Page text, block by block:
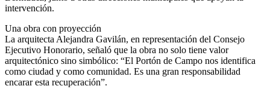
intervención.
Una obra con proyección
La arquitecta Alejandra Gavilán, en representación del Consejo
Ejecutivo Honorario, señaló que la obra no solo tiene valor
arquitectónico sino simbólico: “El Portón de Campo nos identifica
como ciudad y como comunidad. Es una gran responsabilidad
encarar esta recuperación”.